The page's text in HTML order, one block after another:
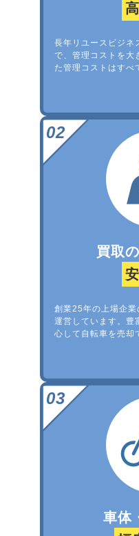
長年リユースビジネ
で、管理コストを大
た管理コストはすべ
買取
創業25年の上場企
運営しています。豊
心して自転車を売却
車体